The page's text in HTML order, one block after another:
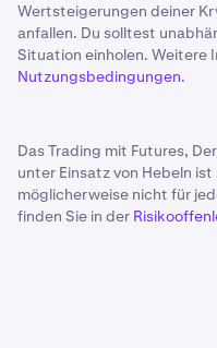
Wertsteigerungen deiner
anfallen. Du solltest
Situation einholen. Weitere
Nutzungsbedingungen.
Das Trading mit Futures,
unter Einsatz von Hebeln
möglicherweise nicht für
finden Sie in der